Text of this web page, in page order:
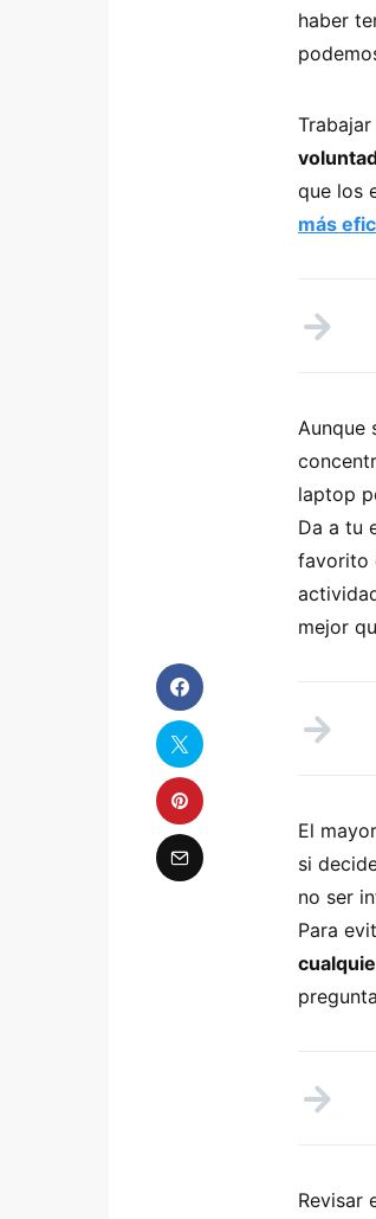
haber
que los
más
Aunque
laptop
Da a tu
favorito
mejor
El
si
no ser
Para
Revisar